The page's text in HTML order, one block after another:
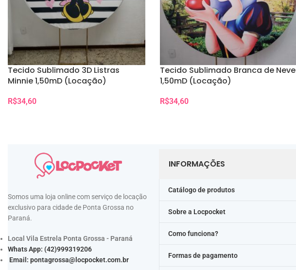
Tecido Sublimado 3D Listras
Minnie 1,50mD (Locação)
R$34,60
Tecido Sublimado Branca de Neve
1,50mD (Locação)
R$34,60
Somos uma loja online com serviço de locação
exclusivo para cidade de Ponta Grossa no
Paraná.
Local Vila Estrela Ponta Grossa - Paraná
Whats App: (42)999319206
Email: pontagrossa@locpocket.com.br
INFORMAÇÕES
Catálogo de produtos
Sobre a Locpocket
Como funciona?
Formas de pagamento